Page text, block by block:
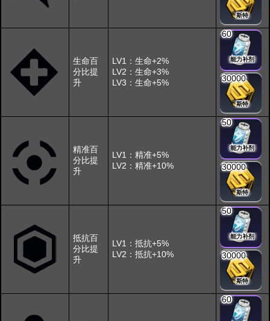
斯特
生命百
分比提
升
LV1：生命+2%
LV2：生命+3%
LV3：生命+5%
60
能力补剂
30000
斯特
精准百
分比提
升
LV1：精准+5%
LV2：精准+10%
50
能力补剂
30000
斯特
抵抗百
分比提
升
LV1：抵抗+5%
LV2：抵抗+10%
50
能力补剂
30000
斯特
60